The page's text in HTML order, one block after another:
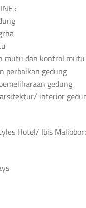
:
mutu dan kontrol mutu
perbaikan gedung
gedung
interior
Hotel/ Ibis